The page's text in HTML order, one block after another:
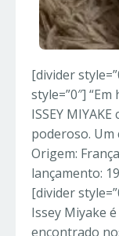
[divider
style=”0″]
ISSEY
poderoso. Um
Origem:
lançamento:
[divider
Issey Miyake
encontrado